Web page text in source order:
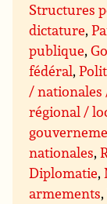
Structures
dictature,
publique,
fédéral,
/ nationales
régional /
nationales,
Diplomatie,
armements,